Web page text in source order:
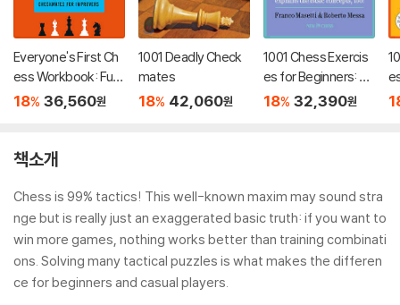
Everyone's First Ch
ess Workbook: Fun
damental Tactics an
ctical Exercises
18% 36,560원
1001 Deadly Check
mates
18% 42,060원
1001 Chess Exercis
es for Beginners: Se
cond Edition
18% 32,390원
책소개
Chess is 99% tactics! This well-known maxim may sound stra
nge but is really just an exaggerated basic truth: if you want to
win more games, nothing works better than training combinati
ons. Solving many tactical puzzles is what makes the differen
ce for beginners and casual players.